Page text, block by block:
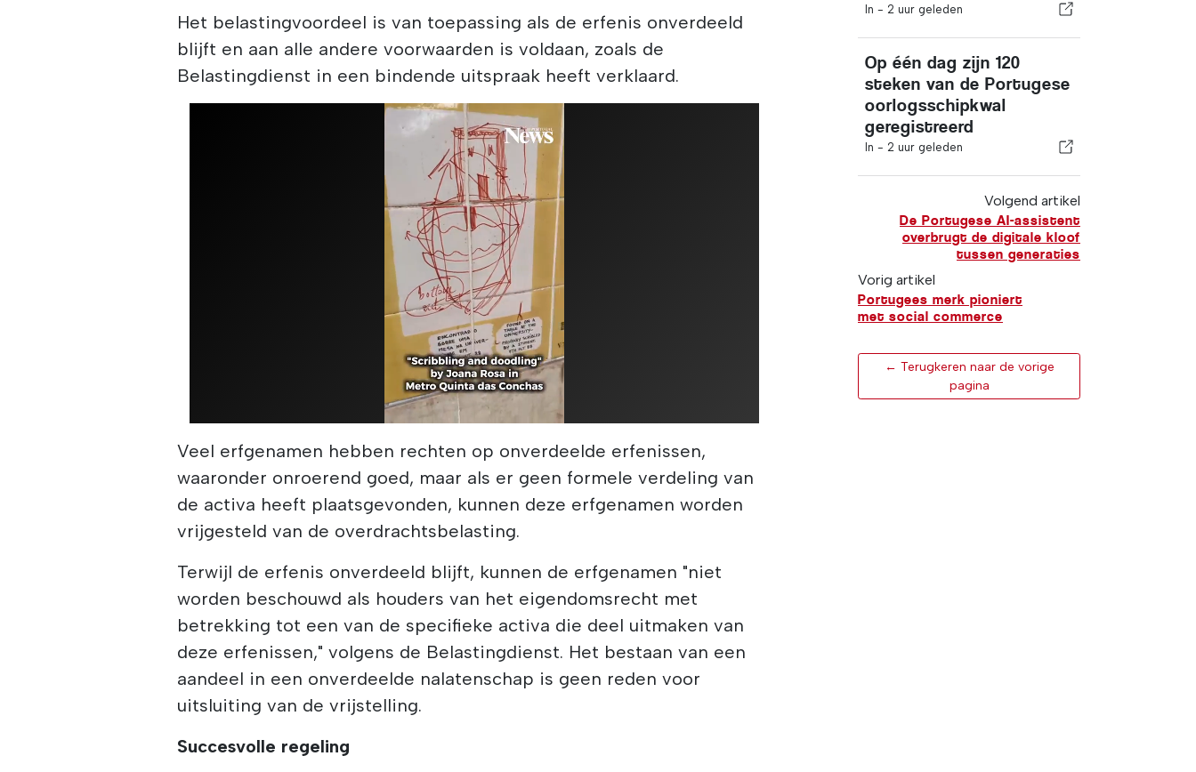
Het belastingvoordeel is van toepassing als de erfenis onverdeeld
blijft en aan alle andere voorwaarden is voldaan, zoals de
Belastingdienst in een bindende uitspraak heeft verklaard.
Veel erfgenamen hebben rechten op onverdeelde erfenissen,
waaronder onroerend goed, maar als er geen formele verdeling van
de activa heeft plaatsgevonden, kunnen deze erfgenamen worden
vrijgesteld van de overdrachtsbelasting.
Terwijl de erfenis onverdeeld blijft, kunnen de erfgenamen "niet
worden beschouwd als houders van het eigendomsrecht met
betrekking tot een van de specifieke activa die deel uitmaken van
deze erfenissen," volgens de Belastingdienst. Het bestaan van een
aandeel in een onverdeelde nalatenschap is geen reden voor
uitsluiting van de vrijstelling.
Succesvolle regeling
In - 2 uur geleden
Op één dag zijn 120
steken van de Portugese
oorlogsschipkwal
geregistreerd
In - 2 uur geleden
Volgend artikel
De Portugese AI-assistent
overbrugt de digitale kloof
tussen generaties
Vorig artikel
Portugees merk pioniert
met social commerce
← Terugkeren naar de vorige
pagina